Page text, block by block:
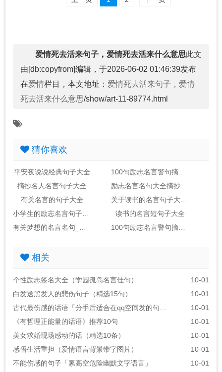
爱情死去活来句子，爱情死去活来什么意思此文
由[db:copyfrom]编辑，于2026-06-02 01:46:39发布
在爱情栏目，本文地址： 爱情死去活来句子，爱情
死去活来什么意思/show/art-11-89774.html
猜你喜欢
平安夜说说经典句子大全
摘抄名人名言句子大全
有关名言的句子大全
读书的名言短句子大全
相关
个性励志签名大全（学园孤岛名言佳句）
10-01
白发送黑发人的悲伤句子（精选15句）
10-01
10-01
《有哲理正能量的话语》推荐10句
10-01
美女求婚现场感动的话（精选10条）
10-01
感悟生活重担（爱情语言背景带字图片）
10-01
不能伤感的句子「累高空危险幽默文字语言」
10-01